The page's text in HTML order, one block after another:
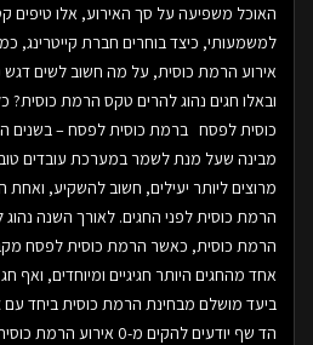
האוכל משפיעה על סך האירוע, אלו טיפים
למשמעותי, כיצד בוחרים חברת קייטרינג,
אירוע הרמת כוסית, על מה חשוב לשים דגש
ובאלו חגים נהוג להרים טקס הרמת
כוסית לפסח ברמת כוסית לפסח – בשנים
מבינה שעל מנת לשמר במערכת עובדים
מרוצים ליותר יעילים, חשוב להשקיע,
הרמת כוסית לפני החגים. לאורך השנה נהוג
הרמת כוסית, כאשר הרמת כוסית לפסח
אחד מהחגים היותר חגיגיים ומיוחדים,
ביעד מושלם מבחינת הרמת כוסית ביחד עם
הד שף יודעים להקים מ-0